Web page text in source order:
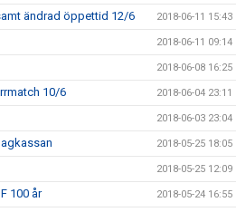
ändrad öppettid 12/6 2018-06-11 15:43
2018-06-11 09:14
2018-06-08 16:25
10/6 2018-06-04 23:11
2018-06-03 23:04
2018-05-25 18:05
2018-05-25 12:09
100 år 2018-05-24 16:55